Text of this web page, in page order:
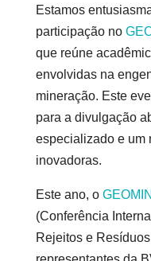
Estamos
participação no
que reúne
envolvidas na
mineração. Este
para a divulgação
especializado e um
inovadoras.
Este ano, o GEOMIN
(Conferência
Rejeitos e